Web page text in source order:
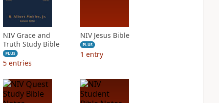
NIV Grace and
Truth Study Bible
PLUS
5 entries
NIV Jesus Bible
PLUS
1 entry